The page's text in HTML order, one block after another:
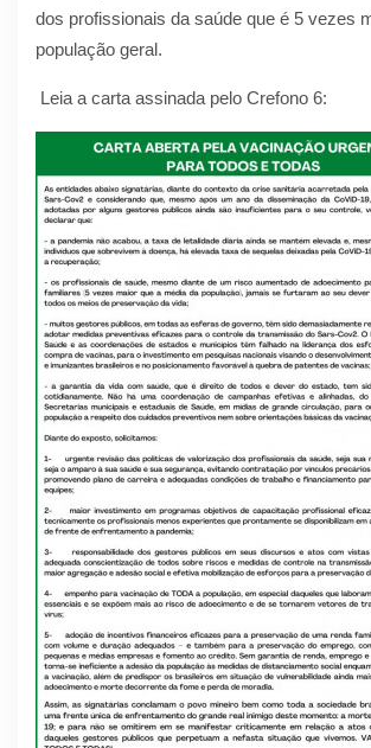
dos profissionais da saúde que é 5 vezes
população geral.
Leia a carta assinada pelo Crefono 6: